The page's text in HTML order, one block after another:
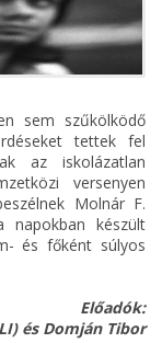
sem szűkölködő
tettek fel
az iskolázatlan
versenyen
Molnár F.
napokban készült
és főként súlyos
Előadók:
és Domján Tibor